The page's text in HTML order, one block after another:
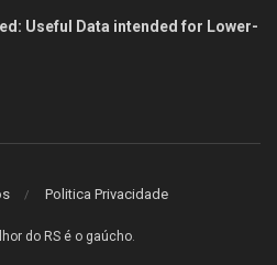
Useful Data intended for Lower-
Politica Privacidade
do RS é o gaúcho